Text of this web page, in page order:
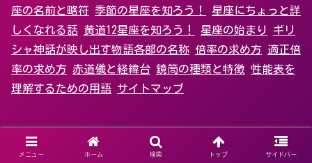
座の名前と略符 季節の星座を知ろう！
星座にちょっと詳
しくなれる話 黄道12星座を知ろう！ 星座の始まり
ギリ
シャ神話が映し出す物語各部の名称 倍率の求め方 適正倍
率の求め方 赤道儀と経緯台 鏡筒の種類と特徴 性能表を
理解するための用語 サイトマップ
Copyright©趣味は天体望遠鏡で星座観測 All Rights Reserved.
メニュー ホーム 検索 トップ サイドバー